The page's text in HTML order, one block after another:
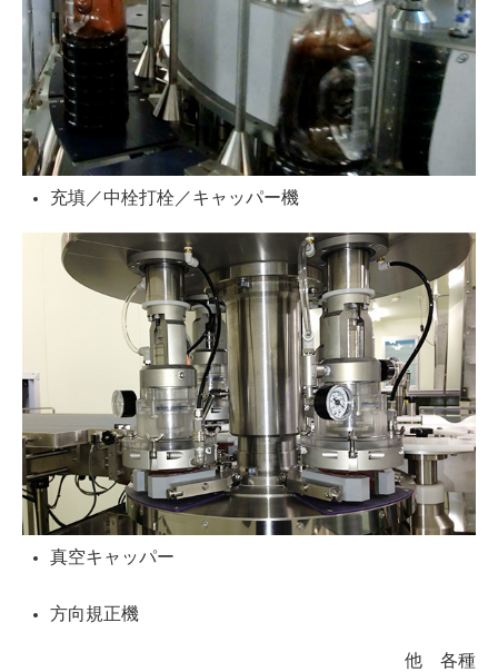
充填／中栓打栓／キャッパー機
真空キャッパー
方向規正機
他 各種